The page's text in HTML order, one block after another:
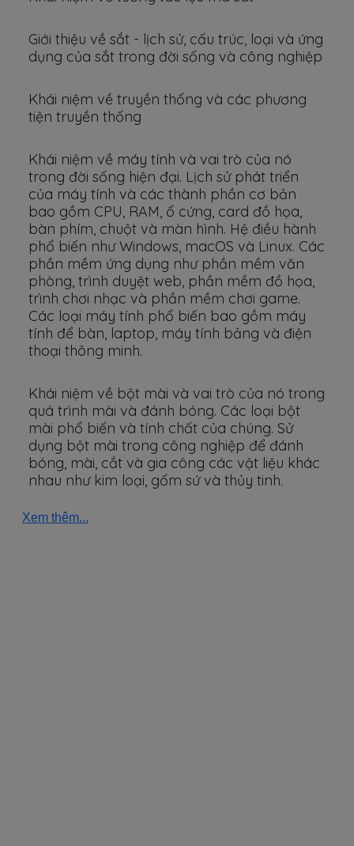
Giới thiệu về sắt - lịch sử, cấu trúc, loại và ứng
dụng của sắt trong đời sống và công nghiệp
Khái niệm về truyền thống và các phương
tiện truyền thống
Khái niệm về máy tính và vai trò của nó
trong đời sống hiện đại. Lịch sử phát triển
của máy tính và các thành phần cơ bản
bao gồm CPU, RAM, ổ cứng, card đồ họa,
bàn phím, chuột và màn hình. Hệ điều hành
phổ biến như Windows, macOS và Linux. Các
phần mềm ứng dụng như phần mềm văn
phòng, trình duyệt web, phần mềm đồ họa,
trình chơi nhạc và phần mềm chơi game.
Các loại máy tính phổ biến bao gồm máy
tính để bàn, laptop, máy tính bảng và điện
thoại thông minh.
Khái niệm về bột mài và vai trò của nó trong
quá trình mài và đánh bóng. Các loại bột
mài phổ biến và tính chất của chúng. Sử
dụng bột mài trong công nghiệp để đánh
bóng, mài, cắt và gia công các vật liệu khác
nhau như kim loại, gốm sứ và thủy tinh.
Xem thêm...